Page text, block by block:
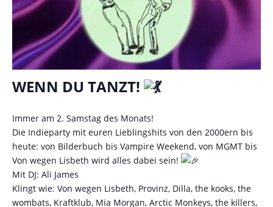
WENN DU TANZT!
Immer am 2. Samstag des Monats!
Die Indieparty mit euren Lieblingshits von den 2000ern bis
heute: von Bilderbuch bis Vampire Weekend, von MGMT bis
Von wegen Lisbeth wird alles dabei sein!
Mit DJ: Ali James
Klingt wie: Von wegen Lisbeth, Provinz, Dilla, the kooks, the
wombats, Kraftklub, Mia Morgan, Arctic Monkeys, the killers,